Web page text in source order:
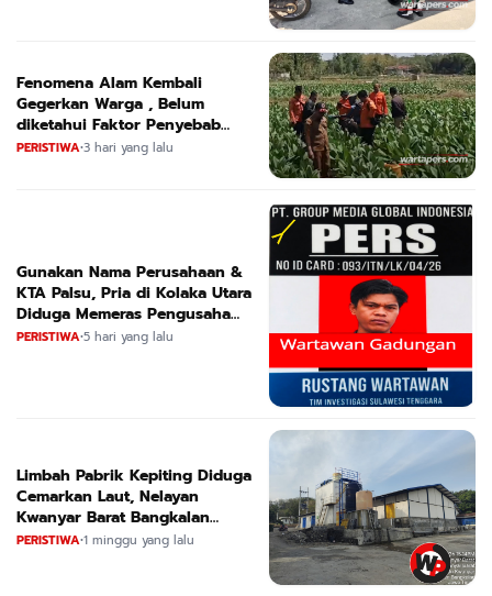
Fenomena Alam Kembali
Gegerkan Warga , Belum
diketahui Faktor Penyebab
Suara
PERISTIWA•3 hari yang lalu
Gunakan Nama Perusahaan &
KTA Palsu, Pria di Kolaka Utara
Diduga Memeras Pengusaha
Tambang dan Minyak
PERISTIWA•5 hari yang lalu
Limbah Pabrik Kepiting Diduga
Cemarkan Laut, Nelayan
Kwanyar Barat Bangkalan
Desak DLH Turun Tangan
PERISTIWA•1 minggu yang lalu